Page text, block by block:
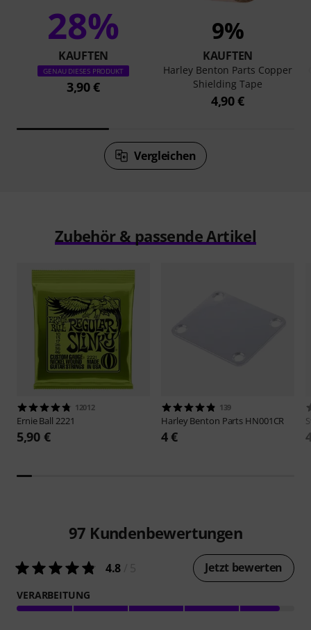
28%
KAUFTEN
GENAU DIESES PRODUKT
3,90 €
9%
KAUFTEN
Harley Benton Parts Copper
Shielding Tape
4,90 €
Vergleichen
Zubehör & passende Artikel
12012
Ernie Ball 2221
5,90 €
139
Harley Benton Parts HN001CR
4 €
97 Kundenbewertungen
4.8 Jetzt bewerten
VERARBEITUNG